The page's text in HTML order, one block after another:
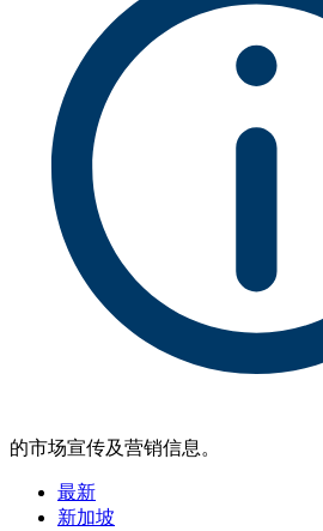
的市场宣传及营销信息。
最新
新加坡